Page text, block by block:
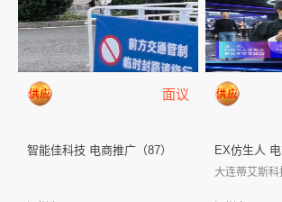
面议
智能佳科技 电商推广（87） EX仿生人 电